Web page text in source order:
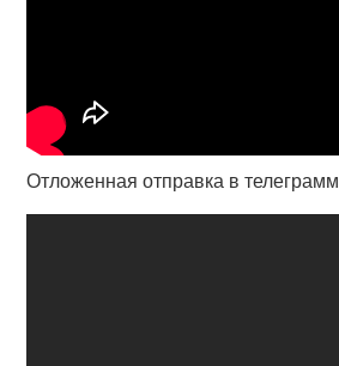
Отложенная отправка в телеграмм